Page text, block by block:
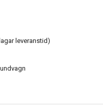
leveranstid)